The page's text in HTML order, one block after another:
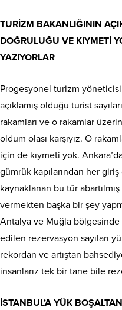
TURİZM BAKANLIĞININ
DOĞRULUĞU VE KIYMETİ
YAZIYORLAR
Progesyonel turizm yöneticisi
açıklamış olduğu turist
rakamları ve o rakamlar
oldum olası karşıyız. O
için de kıymeti yok.
gümrük kapılarından her giriş
kaynaklanan bu tür
vermekten başka bir şey
Antalya ve Muğla
edilen rezervasyon sayıları
rekordan ve artıştan
insanlarız tek bir tane bile
İSTANBUL’A YÜK